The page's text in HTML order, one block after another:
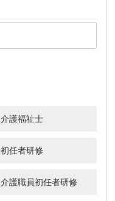
介護福祉士
初任者研修
介護職員初任者研修